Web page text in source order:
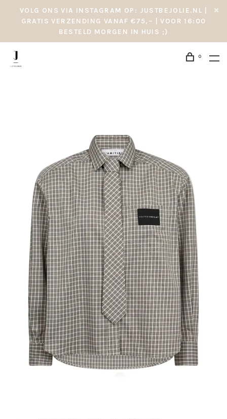
VOLG ONS VIA INSTAGRAM OP: JUSTBEJOLIE.NL |
GRATIS VERZENDING VANAF €75,– | VOOR 16:00
BESTELD MORGEN IN HUIS ;)
0